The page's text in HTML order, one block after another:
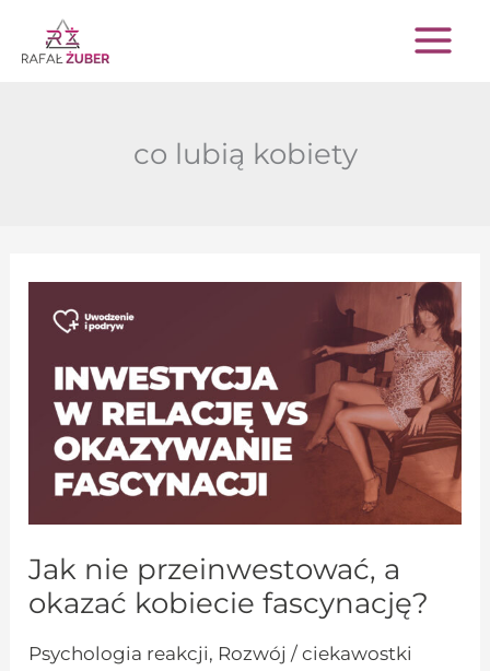
Przejdź
do
co lubią kobiety
Jak nie przeinwestować, a
okazać kobiecie fascynację?
Psychologia reakcji, Rozwój / ciekawostki
Jak
nie
przeinwestować,
a
kobiecie
fascynację?